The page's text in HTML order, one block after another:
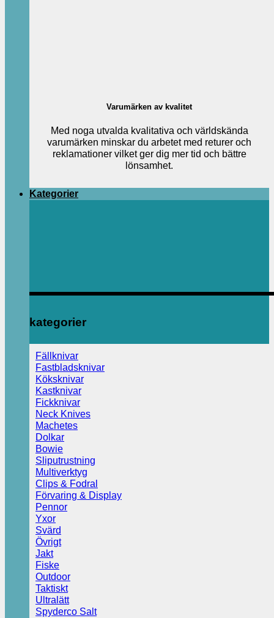
Varumärken av kvalitet
Med noga utvalda kvalitativa och världskända
varumärken minskar du arbetet med returer och
reklamationer vilket ger dig mer tid och bättre
lönsamhet.
Kategorier
kategorier
Fällknivar
Fastbladsknivar
Köksknivar
Kastknivar
Fickknivar
Neck Knives
Machetes
Dolkar
Bowie
Sliputrustning
Multiverktyg
Clips & Fodral
Förvaring & Display
Pennor
Yxor
Svärd
Övrigt
Jakt
Fiske
Outdoor
Taktiskt
Ultralätt
Spyderco Salt